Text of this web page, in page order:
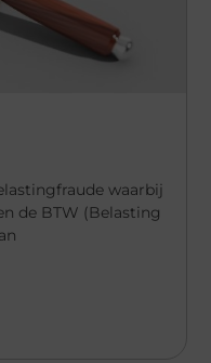
waarbij
de BTW (Belasting